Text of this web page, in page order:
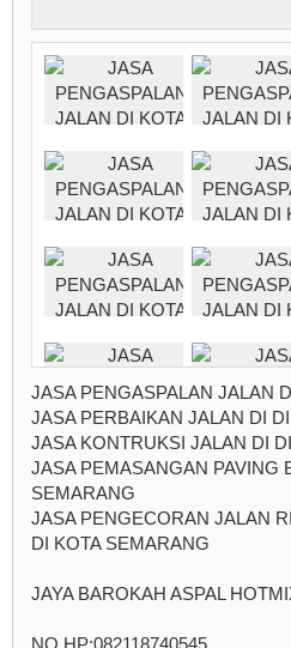
JASA PENGASPALAN JALAN
JASA PERBAIKAN JALAN DI
JASA KONTRUKSI JALAN DI
JASA PEMASANGAN PAVING
SEMARANG
JASA PENGECORAN JALAN
DI KOTA SEMARANG
JAYA BAROKAH ASPAL
NO HP;082118740545